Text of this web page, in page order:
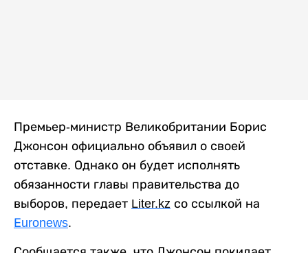
Премьер-министр Великобритании Борис
Джонсон официально объявил о своей
отставке. Однако он будет исполнять
обязанности главы правительства до
выборов, передает Liter.kz со ссылкой на
Еuronews.